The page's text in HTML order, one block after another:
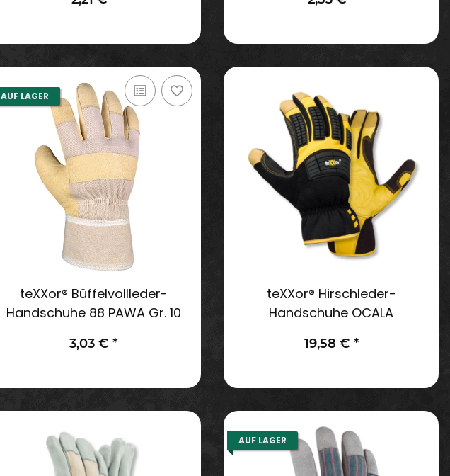
AUF LAGER
teXXor® Büffelvollleder-
Handschuhe 88 PAWA Gr. 10
3,03 € *
teXXor® Hirschleder-
Handschuhe OCALA
19,58 € *
AUF LAGER